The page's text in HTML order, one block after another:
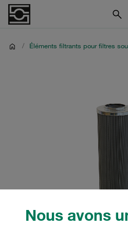
Nous avons
/ Éléments filtrants pour filtres